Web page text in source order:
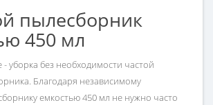
пылесборник
450 мл
- уборка без необходимости частой
Благодаря независимому
емкостью 450 мл не нужно часто